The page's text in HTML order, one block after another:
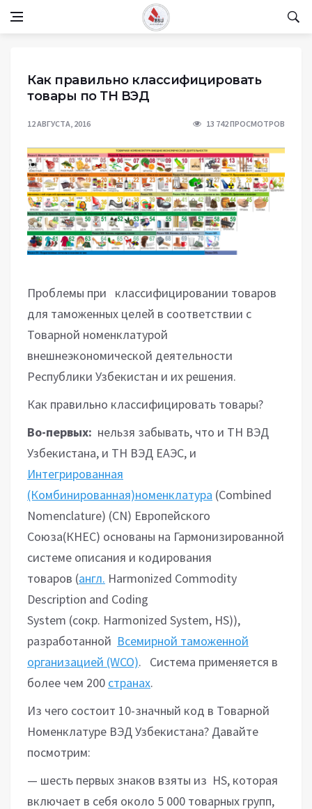
Как правильно классифицировать
товары по ТН ВЭД
12 АВГУСТА, 2016 13 742 ПРОСМОТРОВ
Проблемы при классифицировании товаров
для таможенных целей в соответствии с
Товарной номенклатурой
внешнеэкономической деятельности
Республики Узбекистан и их решения.
Как правильно классифицировать товары?
Во-первых: нельзя забывать, что и ТН ВЭД
Узбекистана, и ТН ВЭД ЕАЭС, и
Интегрированная
(Комбинированная)номенклатура (Combined
Nomenclature) (СN) Европейского
Союза(КНЕС) основаны на Гармонизированной
системе описания и кодирования
товаров (англ. Harmonized Commodity
Description and Coding
System (сокр. Harmonized System, HS)),
разработанной Всемирной таможенной
организацией (WCO). Система применяется в
более чем 200 странах.
Из чего состоит 10-значный код в Товарной
Номенклатуре ВЭД Узбекистана? Давайте
посмотрим:
— шесть первых знаков взяты из HS, которая
включает в себя около 5 000 товарных групп,